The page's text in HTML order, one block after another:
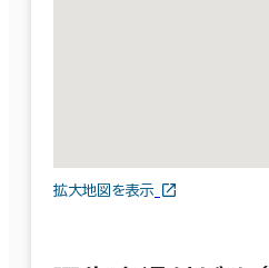
拡大地図を表示